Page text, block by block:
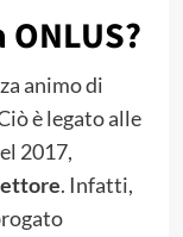
animo di
è legato alle
2017,
. Infatti,